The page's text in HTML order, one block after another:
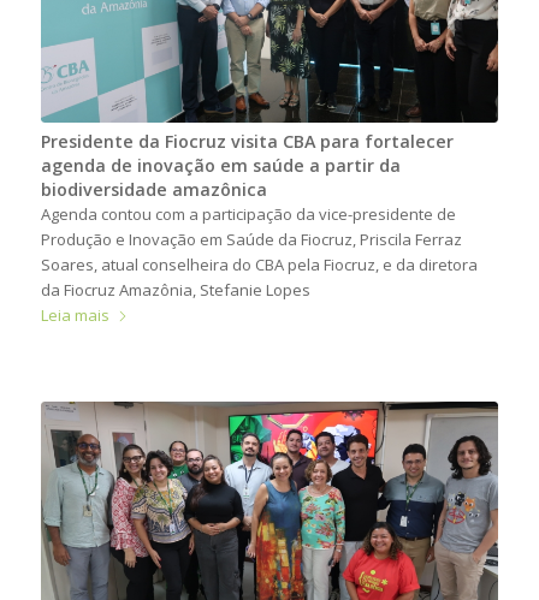
Presidente da Fiocruz visita CBA para fortalecer
agenda de inovação em saúde a partir da
biodiversidade amazônica
Agenda contou com a participação da vice-presidente de
Produção e Inovação em Saúde da Fiocruz, Priscila Ferraz
Soares, atual conselheira do CBA pela Fiocruz, e da diretora
da Fiocruz Amazônia, Stefanie Lopes
Leia mais